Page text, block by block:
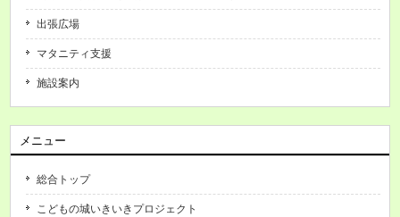
出張広場
マタニティ支援
施設案内
メニュー
総合トップ
こどもの城いきいきプロジェクト